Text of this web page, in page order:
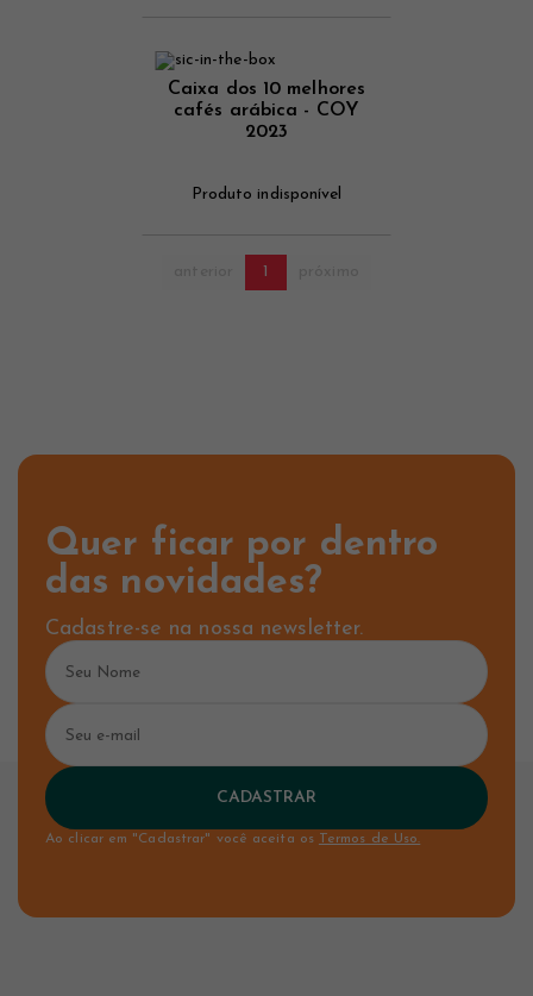
Caixa dos 10 melhores
cafés arábica - COY
2023
Produto indisponível
1
Quer ficar por dentro
das novidades?
Cadastre-se na nossa newsletter.
CADASTRAR
Ao clicar em "Cadastrar" você aceita os Termos de Uso.